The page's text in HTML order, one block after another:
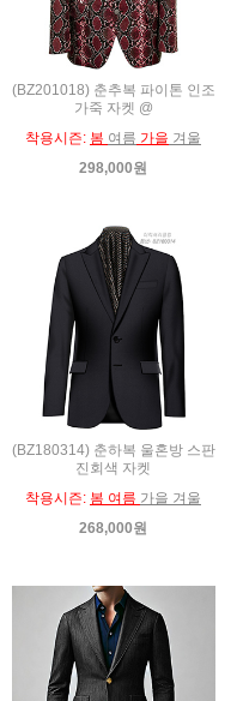
(BZ201018) 춘추복 파이톤 인조
가죽 자켓 @
착용시즌: 봄 여름 가을 겨울
298,000원
(BZ180314) 춘하복 울혼방 스판
진회색 자켓
착용시즌: 봄 여름 가을 겨울
268,000원